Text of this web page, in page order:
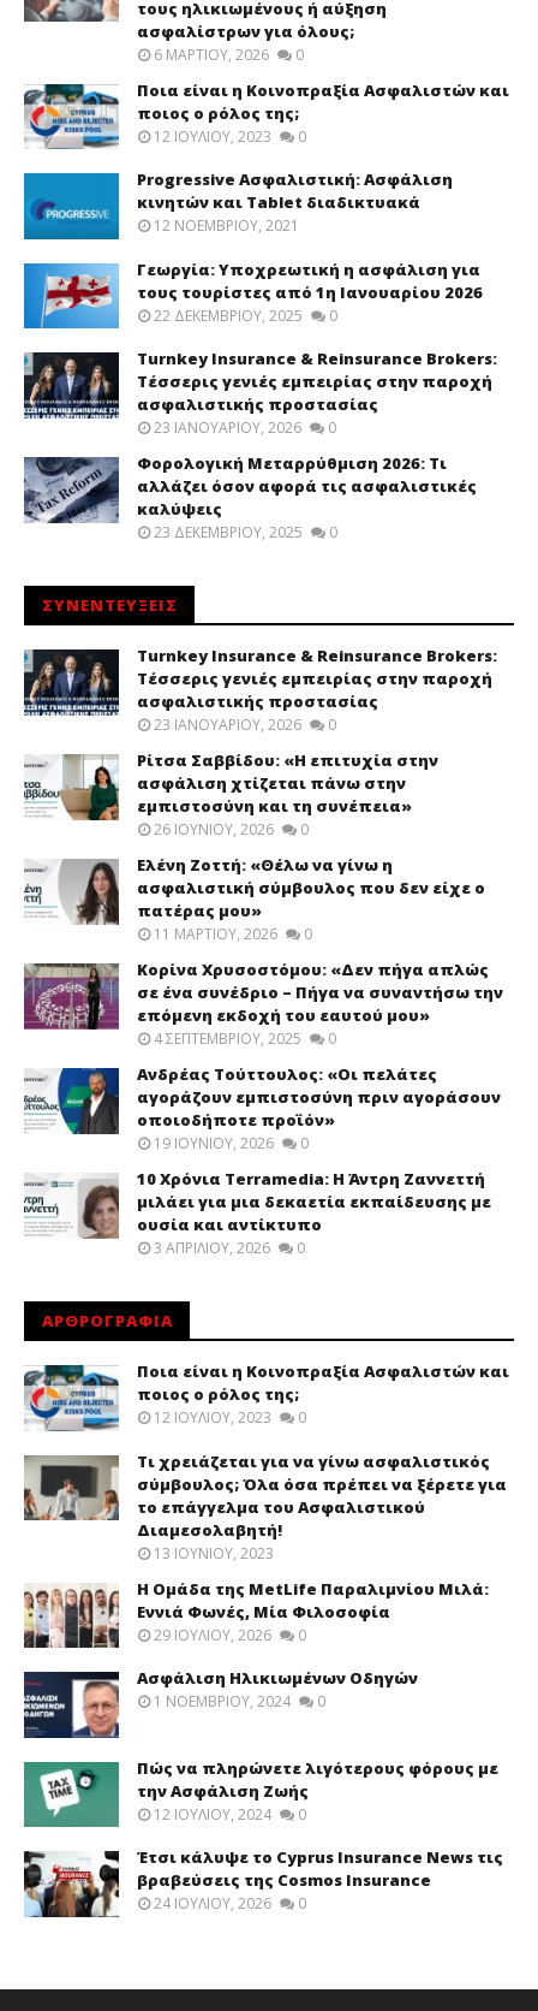
τους ηλικιωμένους ή αύξηση
ασφαλίστρων για όλους;
6 ΜΑΡΤΊΟΥ, 2026 0
Ποια είναι η Κοινοπραξία Ασφαλιστών και
ποιος ο ρόλος της;
12 ΙΟΥΛΊΟΥ, 2023 0
Progressive Ασφαλιστική: Ασφάλιση
κινητών και Tablet διαδικτυακά
12 ΝΟΕΜΒΡΊΟΥ, 2021
Γεωργία: Υποχρεωτική η ασφάλιση για
τους τουρίστες από 1η Ιανουαρίου 2026
22 ΔΕΚΕΜΒΡΊΟΥ, 2025 0
Turnkey Insurance & Reinsurance Brokers:
Τέσσερις γενιές εμπειρίας στην παροχή
ασφαλιστικής προστασίας
23 ΙΑΝΟΥΑΡΊΟΥ, 2026 0
Φορολογική Μεταρρύθμιση 2026: Τι
αλλάζει όσον αφορά τις ασφαλιστικές
καλύψεις
23 ΔΕΚΕΜΒΡΊΟΥ, 2025 0
ΣΥΝΕΝΤΕΥΞΕΙΣ
Turnkey Insurance & Reinsurance Brokers:
Τέσσερις γενιές εμπειρίας στην παροχή
ασφαλιστικής προστασίας
23 ΙΑΝΟΥΑΡΊΟΥ, 2026 0
Ρίτσα Σαββίδου: «Η επιτυχία στην
ασφάλιση χτίζεται πάνω στην
εμπιστοσύνη και τη συνέπεια»
26 ΙΟΥΝΊΟΥ, 2026 0
Ελένη Ζοττή: «Θέλω να γίνω η
ασφαλιστική σύμβουλος που δεν είχε ο
πατέρας μου»
11 ΜΑΡΤΊΟΥ, 2026 0
Κορίνα Χρυσοστόμου: «Δεν πήγα απλώς
σε ένα συνέδριο – Πήγα να συναντήσω την
επόμενη εκδοχή του εαυτού μου»
4 ΣΕΠΤΕΜΒΡΊΟΥ, 2025 0
Ανδρέας Τούττουλος: «Οι πελάτες
αγοράζουν εμπιστοσύνη πριν αγοράσουν
οποιοδήποτε προϊόν»
19 ΙΟΥΝΊΟΥ, 2026 0
10 Χρόνια Terramedia: Η Άντρη Ζαννεττή
μιλάει για μια δεκαετία εκπαίδευσης με
ουσία και αντίκτυπο
3 ΑΠΡΙΛΊΟΥ, 2026 0
ΑΡΘΡΟΓΡΑΦΙΑ
Ποια είναι η Κοινοπραξία Ασφαλιστών και
ποιος ο ρόλος της;
12 ΙΟΥΛΊΟΥ, 2023 0
Τι χρειάζεται για να γίνω ασφαλιστικός
σύμβουλος; Όλα όσα πρέπει να ξέρετε για
το επάγγελμα του Ασφαλιστικού
Διαμεσολαβητή!
13 ΙΟΥΝΊΟΥ, 2023
Η Ομάδα της MetLife Παραλιμνίου Μιλά:
Εννιά Φωνές, Μία Φιλοσοφία
29 ΙΟΥΛΊΟΥ, 2026 0
Ασφάλιση Ηλικιωμένων Οδηγών
1 ΝΟΕΜΒΡΊΟΥ, 2024 0
Πώς να πληρώνετε λιγότερους φόρους με
την Ασφάλιση Ζωής
12 ΙΟΥΛΊΟΥ, 2024 0
Έτσι κάλυψε το Cyprus Insurance News τις
βραβεύσεις της Cosmos Insurance
24 ΙΟΥΛΊΟΥ, 2026 0